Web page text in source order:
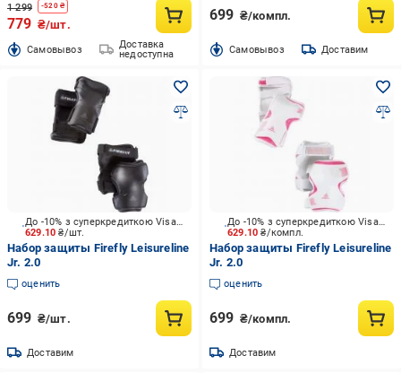
1 299 -520₴
779 ₴/шт.
Cамовывоз
Доставка
недоступна
699 ₴/компл.
Cамовывоз Доставим
629.10₴/шт.
До -10% з суперкредиткою Visa Вигода
Набор защиты Firefly Leisureline
Jr. 2.0
оценить
699 ₴/шт.
Доставим
629.10₴/компл.
До -10% з суперкредиткою Visa Вигода
Набор защиты Firefly Leisureline
Jr. 2.0
оценить
699 ₴/компл.
Доставим